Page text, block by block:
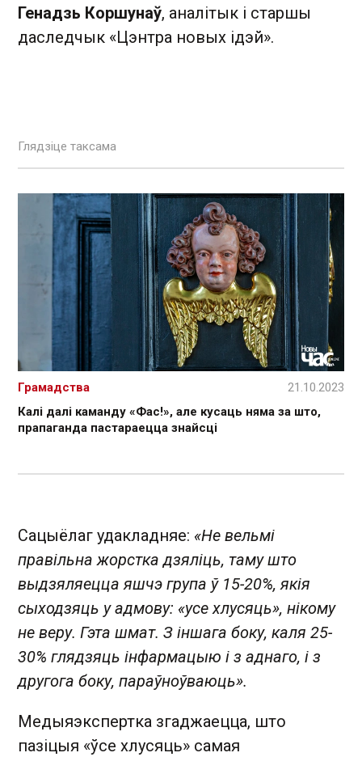
Генадзь Коршунаў, аналітык і старшы
даследчык «Цэнтра новых ідэй».
Глядзіце таксама
Калі далі каманду «Фас!», але кусаць няма за што,
прапаганда пастараецца знайсці
Грамадства 21.10.2023
Сацыёлаг удакладняе: «Не вельмі
правільна жорстка дзяліць, таму што
выдзяляецца яшчэ група ў 15-20%, якія
сыходзяць у адмову: «усе хлусяць», нікому
не веру. Гэта шмат. З іншага боку, каля 25-
30% глядзяць інфармацыю і з аднаго, і з
другога боку, параўноўваюць».
Медыяэкспертка згаджаецца, што
пазіцыя «ўсе хлусяць» самая